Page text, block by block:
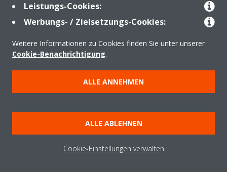
Kontakt
Produkte
Copyright © Daikin
Impressum und Nutzungsbedingungen
Hinweise zu Cookies
Datenschutzerklärung
Unternehmensethik
Leistungs-Cookies:
Werbungs- / Zielsetzungs-Cookies:
Weitere Informationen zu Cookies finden Sie unter unserer
Cookie-Benachrichtigung.
ALLE ANNEHMEN
ALLE ABLEHNEN
Cookie-Einstellungen verwalten